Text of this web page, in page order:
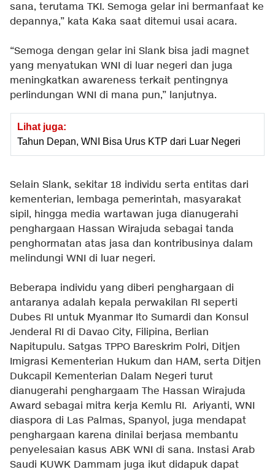
sana, terutama TKI. Semoga gelar ini bermanfaat ke
depannya,” kata Kaka saat ditemui usai acara.
“Semoga dengan gelar ini Slank bisa jadi magnet
yang menyatukan WNI di luar negeri dan juga
meningkatkan awareness terkait pentingnya
perlindungan WNI di mana pun,” lanjutnya.
Lihat juga:
Tahun Depan, WNI Bisa Urus KTP dari Luar Negeri
Selain Slank, sekitar 18 individu serta entitas dari
kementerian, lembaga pemerintah, masyarakat
sipil, hingga media wartawan juga dianugerahi
penghargaan Hassan Wirajuda sebagai tanda
penghormatan atas jasa dan kontribusinya dalam
melindungi WNI di luar negeri.
Beberapa individu yang diberi penghargaan di
antaranya adalah kepala perwakilan RI seperti
Dubes RI untuk Myanmar Ito Sumardi dan Konsul
Jenderal RI di Davao City, Filipina, Berlian
Napitupulu. Satgas TPPO Bareskrim Polri, Ditjen
Imigrasi Kementerian Hukum dan HAM, serta Ditjen
Dukcapil Kementerian Dalam Negeri turut
dianugerahi penghargaam The Hassan Wirajuda
Award sebagai mitra kerja Kemlu RI. Ariyanti, WNI
diaspora di Las Palmas, Spanyol, juga mendapat
penghargaan karena dinilai berjasa membantu
penyelesaian kasus ABK WNI di sana. Instasi Arab
Saudi KUWK Dammam juga ikut didapuk dapat